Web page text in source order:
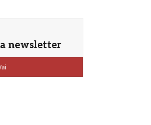
newsletter